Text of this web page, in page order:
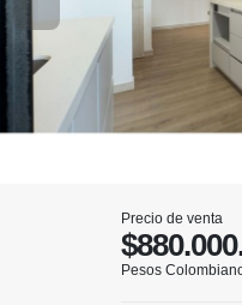
Precio de venta
Pesos